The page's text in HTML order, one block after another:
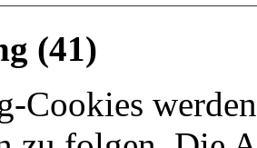
(41)
Cookies